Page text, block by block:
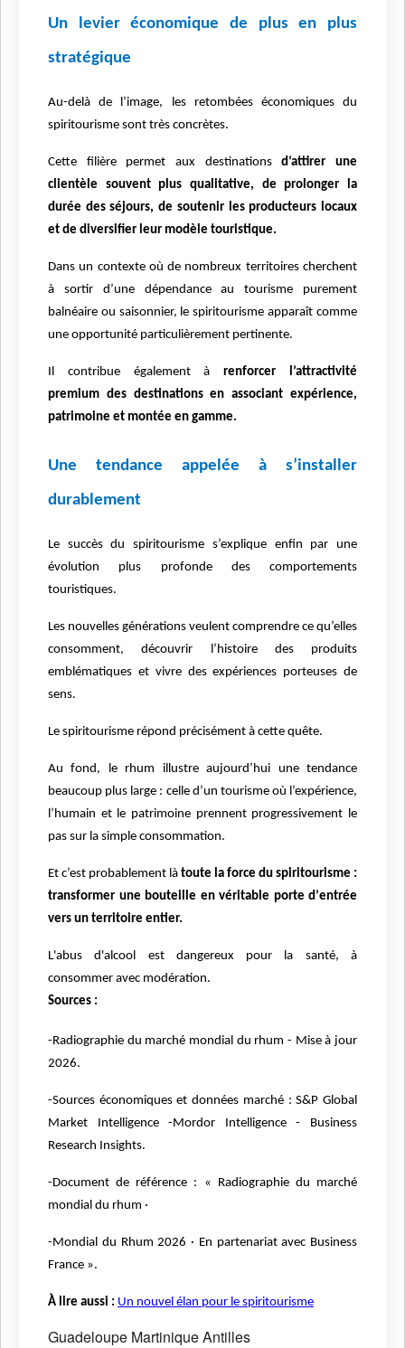
Un levier économique de plus en plus
stratégique
Au-delà de l’image, les retombées économiques du
spiritourisme sont très concrètes.
Cette filière permet aux destinationsd’attirer une
clientèle souvent plus qualitative, de prolonger la
durée des séjours, de soutenir les producteurs locaux
et de diversifier leur modèle touristique.
Dans un contexte oùde nombreux territoires cherchent
à sortir d’une dépendance au tourisme purement
balnéaire ou saisonnier, le spiritourisme apparaît comme
une opportunité particulièrement pertinente.
Il contribue également àrenforcer l’attractivité
premium des destinations en associant expérience,
patrimoine et montée en gamme.
Une tendance appelée à s’installer
durablement
Le succès du spiritourisme s’explique enfin par une
évolution plus profonde des comportements
touristiques.
Les nouvelles générations veulent comprendre ce qu’elles
consomment, découvrir l’histoire des produits
emblématiques et vivre des expériences porteuses de
sens.
Le spiritourisme répond précisément à cette quête.
Au fond, le rhum illustre aujourd’hui une tendance
beaucoup plus large : celle d’un tourisme où l’expérience,
l’humain et le patrimoine prennent progressivement le
pas sur la simple consommation.
Et c’est probablement là toute la force du spiritourisme :
transformer une bouteille en véritable porte d’entrée
vers un territoire entier.
L'abus d'alcool est dangereux pour la santé, à
consommer avec modération.
Sources :
-Radiographie du marché mondial du rhum - Mise à jour
2026.
-Sources économiques et données marché : S&P Global
Market Intelligence -Mordor Intelligence - Business
Research Insights.
-Document de référence : « Radiographie du marché
mondial du rhum ·
-Mondial du Rhum 2026 · En partenariat avec Business
France ».
À lire aussi : Un nouvel élan pour le spiritourisme
Guadeloupe MartiniqueAntilles